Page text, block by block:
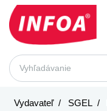
Vydavateľ SGEL